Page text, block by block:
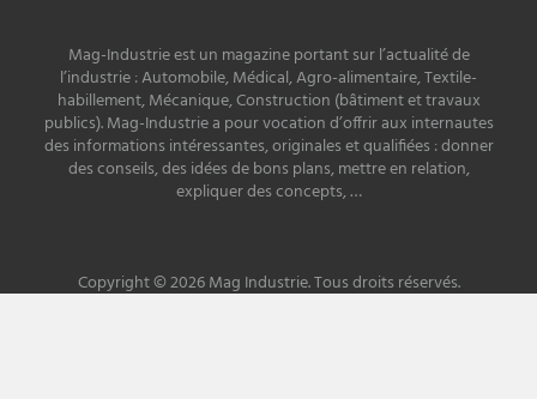
Mag-Industrie est un magazine portant sur l’actualité de
l’industrie : Automobile, Médical, Agro-alimentaire, Textile-
habillement, Mécanique, Construction (bâtiment et travaux
publics). Mag-Industrie a pour vocation d’offrir aux internautes
des informations intéressantes, originales et qualifiées : donner
des conseils, des idées de bons plans, mettre en relation,
expliquer des concepts, …
Copyright © 2026 Mag Industrie. Tous droits réservés.